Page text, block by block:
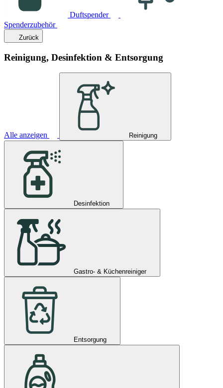
Duftspender
Spenderzubehör
Zurück
Reinigung, Desinfektion & Entsorgung
Alle anzeigen Reinigung
Desinfektion
Gastro- & Küchenreiniger
Entsorgung